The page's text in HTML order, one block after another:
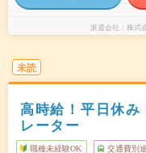
派遣会社 株式
未読
高時給！平日休
レーター
職種未経験OK 交通費別